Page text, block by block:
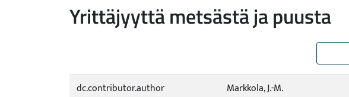
Yrittäjyyttä metsästä ja puusta
dc.contributor.author Markkola, J.-M.